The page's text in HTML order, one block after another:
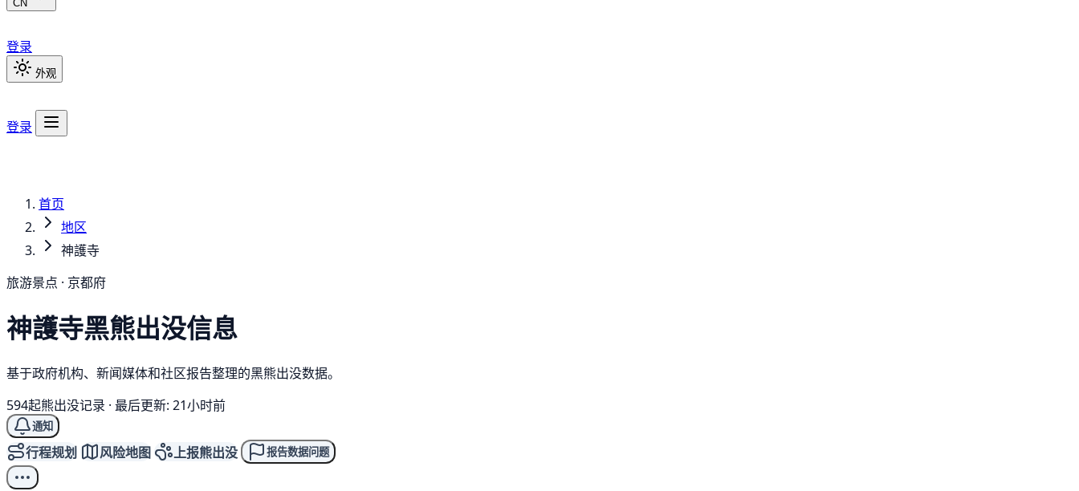
CN
登录
外观
登录
首页
地区
神護寺
旅游景点 · 京都府
神護寺黑熊出没信息
基于政府机构、新闻媒体和社区报告整理的黑熊出没数据。
594起熊出没记录 · 最后更新: 21小时前
通知
行程规划 风险地图 上报熊出没 报告数据问题